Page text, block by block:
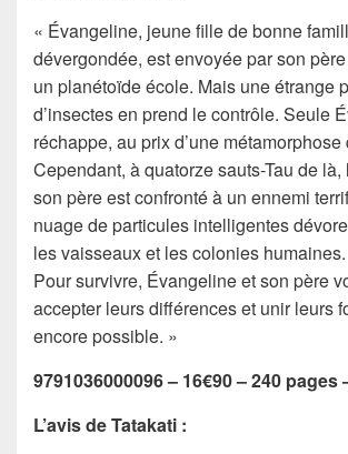
« Évangeline, jeune fille de bonne
dévergondée, est envoyée par son
un planétoïde école. Mais une étrange
d’insectes en prend le contrôle. Seule
réchappe, au prix d’une
Cependant, à quatorze sauts-Tau de
son père est confronté à un ennemi
nuage de particules intelligentes
les vaisseaux et les colonies humaines.
Pour survivre, Évangeline et son père
accepter leurs différences et unir leurs
encore possible. »
9791036000096 – 16€90 – 240 pages
L’avis de Tatakati :